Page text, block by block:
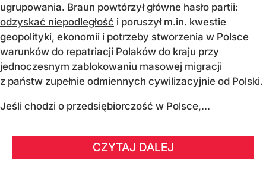
ugrupowania. Braun powtórzył główne hasło partii:
odzyskać niepodległość i poruszył m.in. kwestie
geopolityki, ekonomii i potrzeby stworzenia w Polsce
warunków do repatriacji Polaków do kraju przy
jednoczesnym zablokowaniu masowej migracji
z państw zupełnie odmiennych cywilizacyjnie od Polski.
Jeśli chodzi o przedsiębiorczość w Polsce,...
CZYTAJ DALEJ